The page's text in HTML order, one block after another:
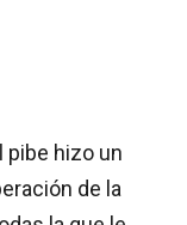
pibe hizo un
de la